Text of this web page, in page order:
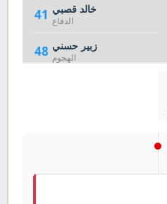
41 خالد قصبي
الدفاع
48 زبير حسني
الهجوم